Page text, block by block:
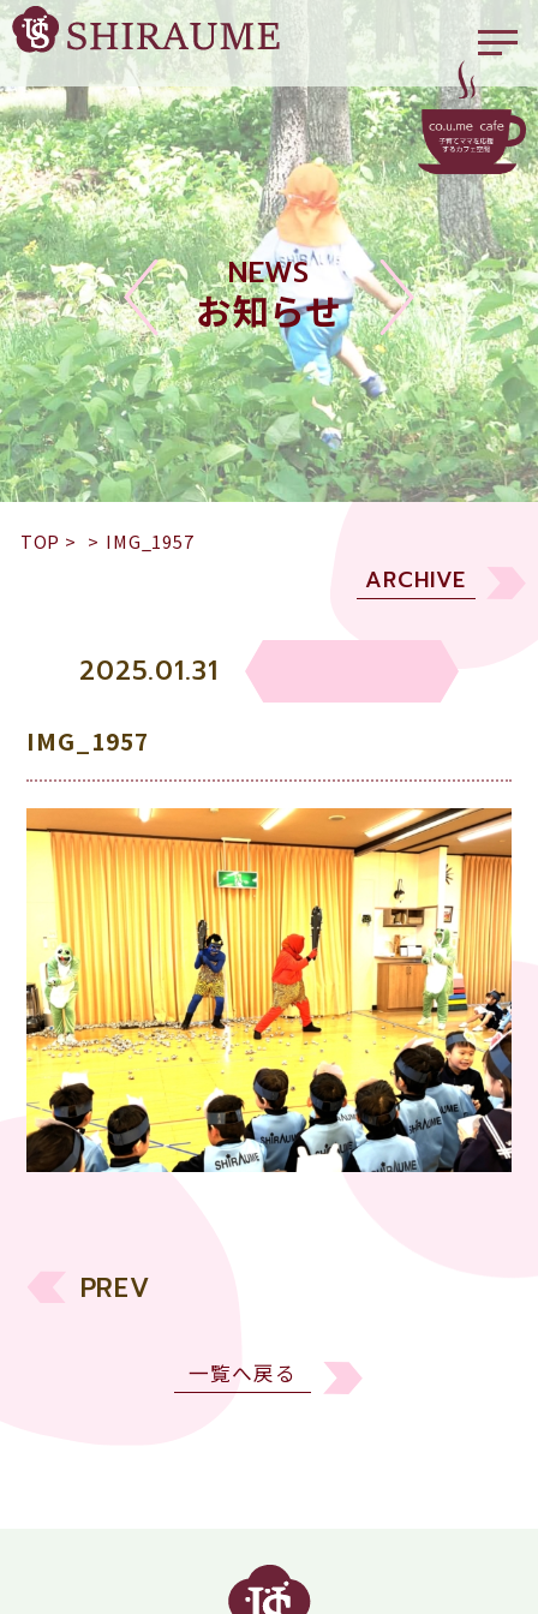
NEWS
お知らせ
TOP > > IMG_1957
ARCHIVE
2025.01.31
IMG_1957
PREV
一覧へ戻る